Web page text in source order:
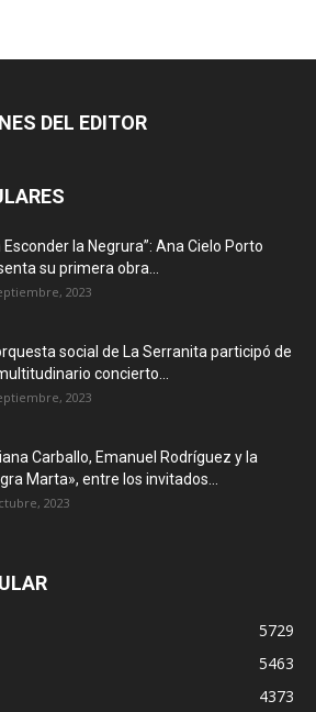
DEL EDITOR
Esconder la Negrura”: Ana Cielo Porto
su primera obra...
2023
social de La Serranita participó de
concierto...
2023
Carballo, Emanuel Rodríguez y la
Marta», entre los invitados...
2023
5729
5463
4373